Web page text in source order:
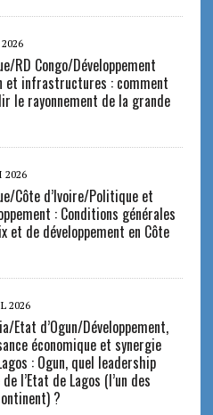
RD Congo/Développement
et infrastructures : comment
le rayonnement de la grande
2026
Côte d’Ivoire/Politique et
: Conditions générales
et de développement en Côte
2026
Etat d’Ogun/Développement,
économique et synergie
: Ogun, quel leadership
l’Etat de Lagos (l’un des
?